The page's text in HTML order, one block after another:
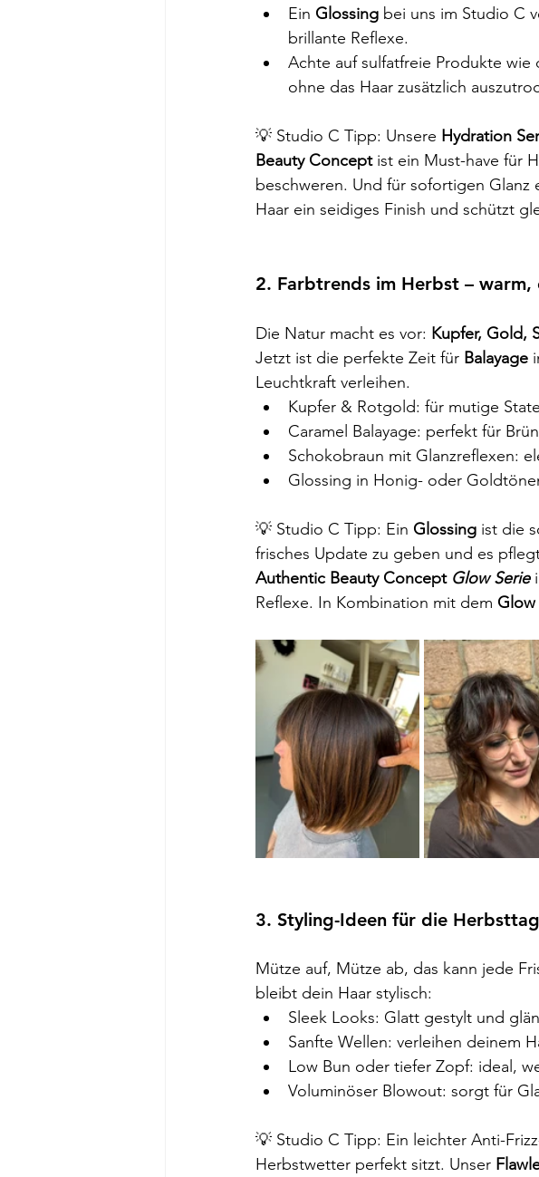
Ein Glossing bei uns im Studio C
brillante Reflexe.
Achte auf sulfatfreie Produkte wie
ohne das Haar zusätzlich
💡 Studio C Tipp: Unsere Hydration
Beauty Concept ist ein Must-have für
beschweren. Und für sofortigen Glanz
Haar ein seidiges Finish und schützt
2. Farbtrends im Herbst – warm,
Die Natur macht es vor: Kupfer, Gold,
Jetzt ist die perfekte Zeit für Balayage
Leuchtkraft verleihen.
Kupfer & Rotgold: für mutige
Caramel Balayage: perfekt für
Schokobraun mit Glanzreflexen:
Glossing in Honig- oder
💡 Studio C Tipp: Ein Glossing ist die
frisches Update zu geben und es
Authentic Beauty Concept Glow Serie
Reflexe. In Kombination mit dem
3. Styling-Ideen für die
Mütze auf, Mütze ab, das kann jede
bleibt dein Haar stylisch:
Sleek Looks: Glatt gestylt und
Sanfte Wellen: verleihen deinem
Low Bun oder tiefer Zopf: ideal,
Voluminöser Blowout: sorgt für
💡 Studio C Tipp: Ein leichter Anti-
Herbstwetter perfekt sitzt. Unser